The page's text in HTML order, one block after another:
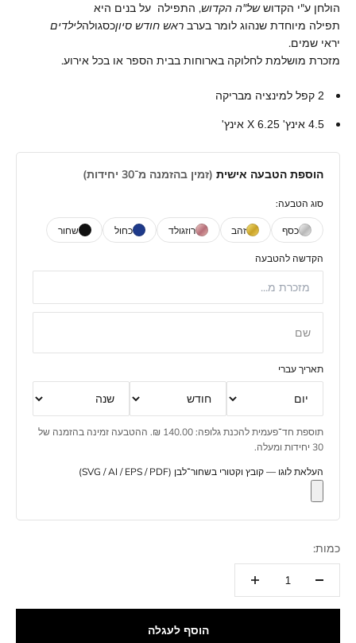
הולחן ע"י הקדוששל"ה הקדוש, התפילה על בנים היא
תפילה מיוחדת שנהוג לומר בערב ראש חודש סיוןכסגולהלילדים
יראי שמים.
מזכרת מושלמת לחלוקה בארוחות בבית הספר או בכל אירוע.
2 קפל למינציה מבריקה
4.5 אינץ' X 6.25 אינץ'
הוספת הטבעה אישית (זמין בהזמנה מ־30 יחידות)
סוג הטבעה:
כסף זהב רוזגולד כחול שחור
הקדשה להטבעה
שם
תאריך עברי
תוספת חד־פעמית להכנת גלופה: 140.00 ₪. ההטבעה זמינה בהזמנה של
30 יחידות ומעלה.
העלאת לוגו — קובץ וקטורי בשחור־לבן (SVG / AI / EPS / PDF)
כמות:
הוסף לעגלה